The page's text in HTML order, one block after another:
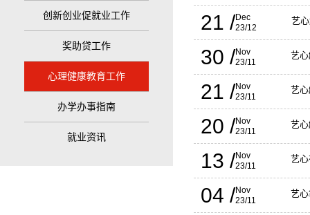
创新创业促就业工作
奖助贷工作
心理健康教育工作
办学办事指南
就业资讯
21 /Dec
23/12
艺
30 /Nov
23/11
艺心
21 /Nov
23/11
艺
20 /Nov
23/11
艺心
13 /Nov
23/11
艺心
04 /Nov
23/11
艺